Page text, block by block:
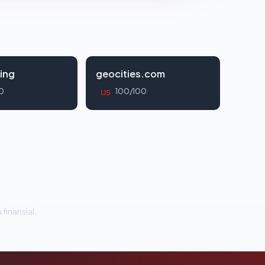
geocities.com
US 100/100